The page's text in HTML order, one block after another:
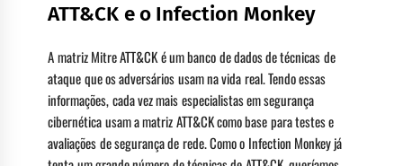
ATT&CK e o Infection Monkey
A matriz Mitre ATT&CK é um banco de dados de técnicas de
ataque que os adversários usam na vida real. Tendo essas
informações, cada vez mais especialistas em segurança
cibernética usam a matriz ATT&CK como base para testes e
avaliações de segurança de rede. Como o Infection Monkey já